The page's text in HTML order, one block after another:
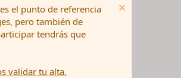
el punto de referencia
pero también de
tendrás que
validar tu alta.